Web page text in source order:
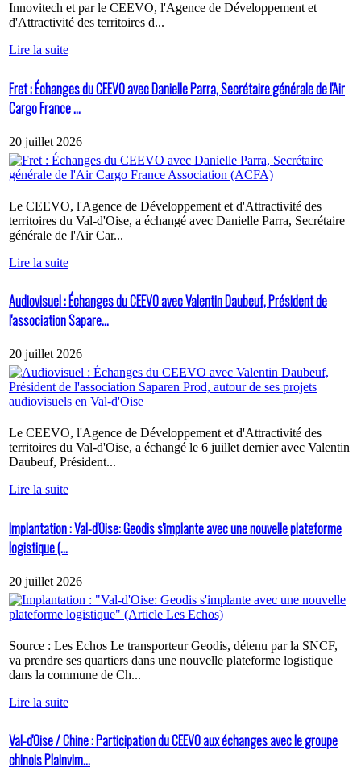
Innovitech et par le CEEVO, l'Agence de Développement et
d'Attractivité des territoires d...
Lire la suite
Fret : Échanges du CEEVO avec Danielle Parra, Secrétaire générale de l'Air
Cargo France ...
20 juillet 2026
Le CEEVO, l'Agence de Développement et d'Attractivité des
territoires du Val-d'Oise, a échangé avec Danielle Parra, Secrétaire
générale de l'Air Car...
Lire la suite
Audiovisuel : Échanges du CEEVO avec Valentin Daubeuf, Président de
l'association Sapare...
20 juillet 2026
Le CEEVO, l'Agence de Développement et d'Attractivité des
territoires du Val-d'Oise, a échangé le 6 juillet dernier avec Valentin
Daubeuf, Président...
Lire la suite
Implantation : Val-d'Oise: Geodis s'implante avec une nouvelle plateforme
logistique (...
20 juillet 2026
Source : Les Echos Le transporteur Geodis, détenu par la SNCF,
va prendre ses quartiers dans une nouvelle plateforme logistique
dans la commune de Ch...
Lire la suite
Val-d'Oise / Chine : Participation du CEEVO aux échanges avec le groupe
chinois Plainvim...